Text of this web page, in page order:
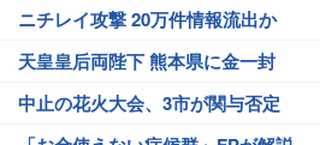
ニチレイ攻撃 20万件情報流出か
天皇皇后両陛下 熊本県に金一封
中止の花火大会、3市が関与否定